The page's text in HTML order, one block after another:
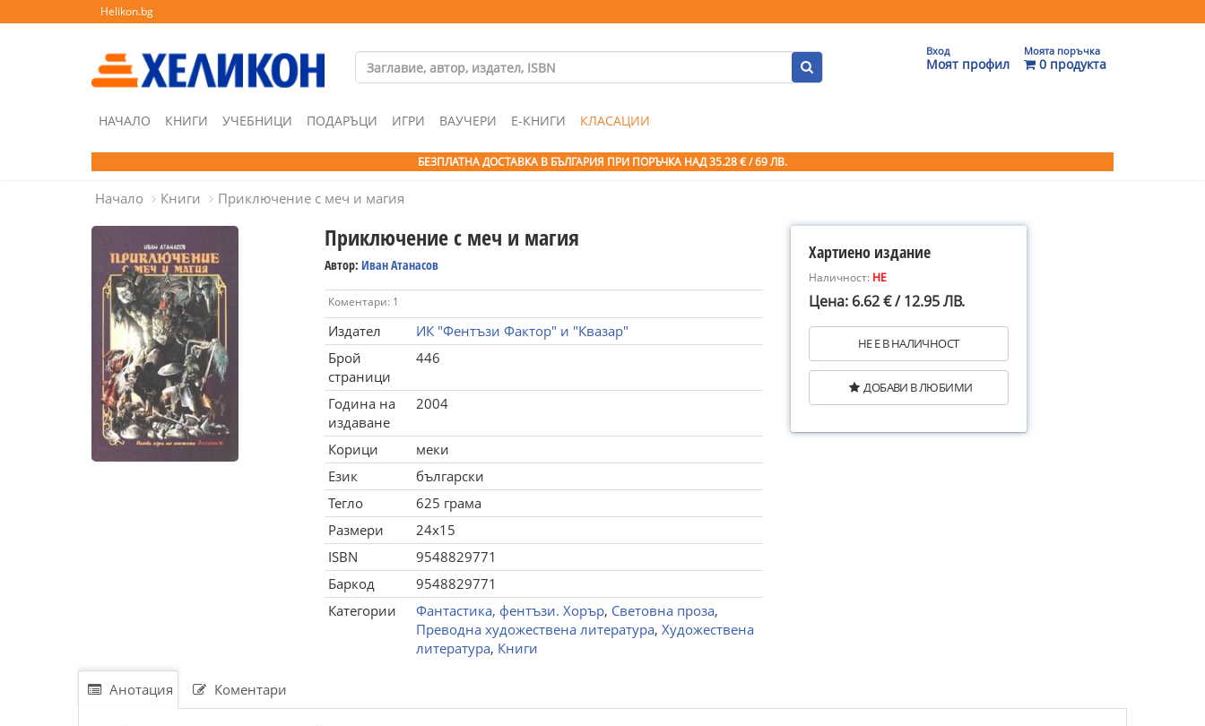
Helikon.bg
Вход
Моят профил
Моята поръчка
0 продукта
НАЧАЛО КНИГИ УЧЕБНИЦИ ПОДАРЪЦИ ИГРИ ВАУЧЕРИ Е-КНИГИ КЛАСАЦИИ
БЕЗПЛАТНА ДОСТАВКА В БЪЛГАРИЯ ПРИ ПОРЪЧКА НАД 35.28 € / 69 ЛВ.
Начало Книги Приключение с меч и магия
Приключение с меч и магия
Автор: Иван Атанасов
Коментари: 1
Издател
ИК "Фентъзи Фактор" и "Квазар"
Брой
страници
446
Година на
издаване
2004
Корици
меки
Език
български
Тегло
625 грама
Размери
24x15
ISBN
9548829771
Баркод
9548829771
Категории
Фантастика, фентъзи. Хорър, Световна проза,
Преводна художествена литература, Художествена
литература, Книги
Хартиено издание
Наличност: НЕ
Цена: 6.62 € / 12.95 ЛВ.
НЕ Е В НАЛИЧНОСТ
ДОБАВИ В ЛЮБИМИ
Анотация Коментари